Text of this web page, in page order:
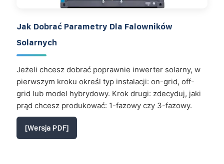
Jak Dobrać Parametry Dla Falowników
Solarnych
Jeżeli chcesz dobrać poprawnie inwerter solarny, w
pierwszym kroku określ typ instalacji: on-grid, off-
grid lub model hybrydowy. Krok drugi: zdecyduj, jaki
prąd chcesz produkować: 1-fazowy czy 3-fazowy.
[Wersja PDF]